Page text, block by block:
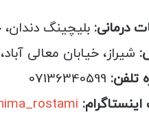
درمانی: بلیچینگ دندان،
شیراز، خیابان معالی آباد، نبش کوچه 27،
تلفن: 07136340599